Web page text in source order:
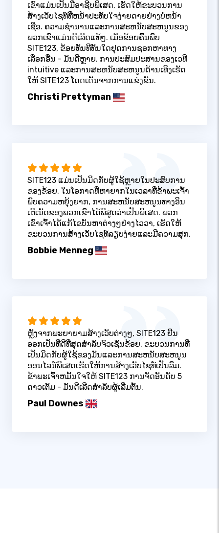
ເຂົາແມ່ນເປັນມືອາຊີບພິເສດ, ເຮັດໃຫ້ຂະບວນການ
ສ້າງເວັບໄຊທ໌ທີ່ຫນ້າປະທັບໃຈງ່າຍດາຍຢ່າງບໍ່ຫນ້າ
ເຊື່ອ. ຄວາມຊໍານານແລະການສະຫນັບສະຫນູນຂອງ
ພວກເຂົາແມ່ນດີເລີດແທ້ໆ. ເມື່ອຂ້ອຍຄົ້ນພົບ
SITE123, ຂ້ອຍທັນທີທັນໃດຢຸດການຊອກຫາທາງ
ເລືອກອື່ນ - ມັນດີຫຼາຍ. ການປະສົມປະສານຂອງເວທີ
intuitive ແລະການສະຫນັບສະຫນູນດ້ານເທິງເຮັດ
ໃຫ້ SITE123 ໂດດເດັ່ນຈາກການແຂ່ງຂັນ.
Christi Prettyman
SITE123 ແມ່ນເປັນມິດກັບຜູ້ໃຊ້ຫຼາຍໃນປະສົບການ
ຂອງຂ້ອຍ. ໃນໂອກາດທີ່ຫາຍາກໃນເວລາທີ່ຂ້າພະເຈົ້າ
ພົບຄວາມຫຍຸ້ງຍາກ, ການສະຫນັບສະຫນູນທາງອິນ
ເຕີເນັດຂອງພວກເຂົາໄດ້ພິສູດວ່າເປັນພິເສດ. ພວກ
ເຂົາເຈົ້າໄດ້ແກ້ໄຂບັນຫາຕ່າງໆຢ່າງໄວວາ, ເຮັດໃຫ້
ຂະບວນການສ້າງເວັບໄຊທ໌ລຽບງ່າຍແລະມີຄວາມສຸກ.
Bobbie Menneg
ຫຼັງຈາກພະຍາຍາມສ້າງເວັບຕ່າງໆ, SITE123 ຢືນ
ອອກເປັນທີ່ດີທີ່ສຸດສໍາລັບຈົວເຊັ່ນຂ້ອຍ. ຂະບວນການທີ່
ເປັນມິດກັບຜູ້ໃຊ້ຂອງມັນແລະການສະຫນັບສະຫນູນ
ອອນໄລນ໌ພິເສດເຮັດໃຫ້ການສ້າງເວັບໄຊທ໌ເປັນລົມ.
ຂ້າພະເຈົ້າຫມັ້ນໃຈໃຫ້ SITE123 ການຈັດອັນດັບ 5
ດາວເຕັມ - ມັນດີເລີດສໍາລັບຜູ້ເລີ່ມຕົ້ນ.
Paul Downes